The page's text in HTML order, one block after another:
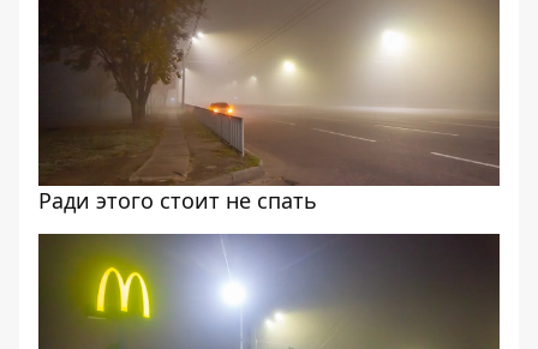
Ради этого стоит не спать